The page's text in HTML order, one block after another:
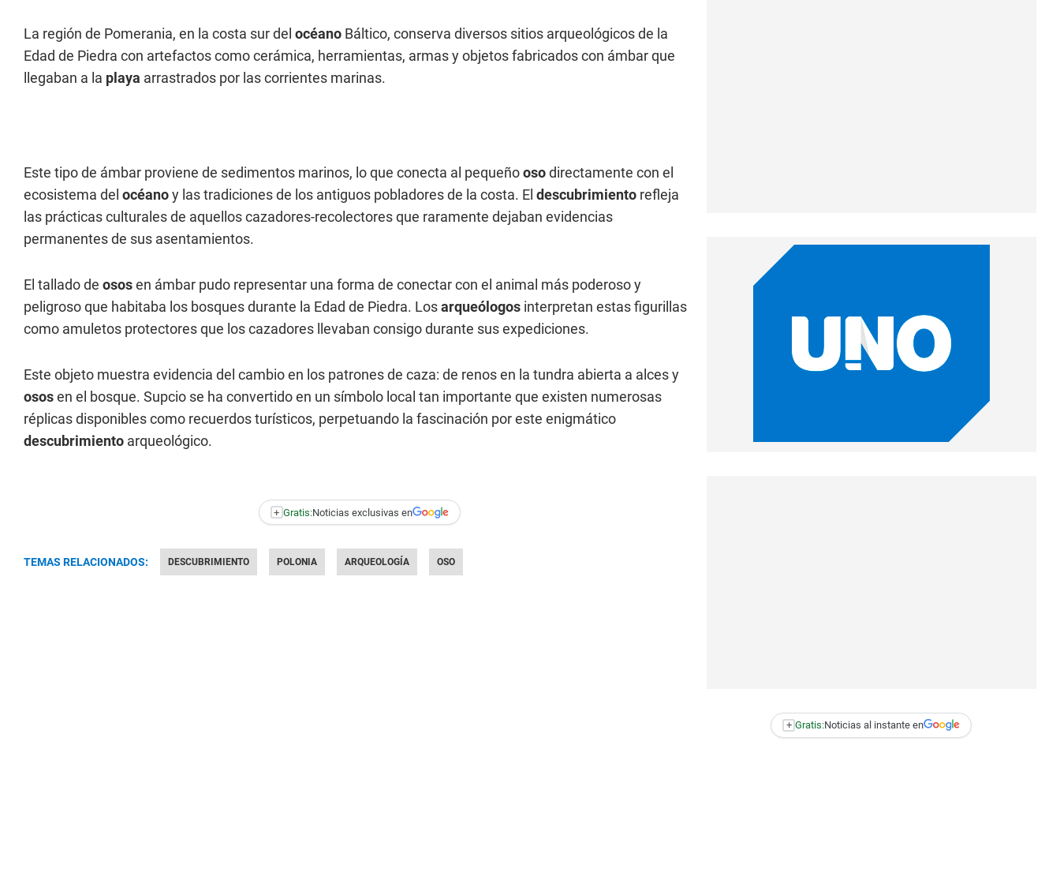
La región de Pomerania, en la costa sur del océano Báltico, conserva diversos sitios arqueológicos de la
Edad de Piedra con artefactos como cerámica, herramientas, armas y objetos fabricados con ámbar que
llegaban a la playa arrastrados por las corrientes marinas.
Este tipo de ámbar proviene de sedimentos marinos, lo que conecta al pequeñoosodirectamente con el
ecosistema del océanoy las tradiciones de los antiguos pobladores de la costa. El descubrimiento refleja
las prácticas culturales de aquellos cazadores-recolectores que raramente dejaban evidencias
permanentes de sus asentamientos.
El tallado de ososen ámbar pudo representar una forma de conectar con el animal más poderoso y
peligroso que habitaba los bosques durante la Edad de Piedra. Losarqueólogos interpretan estas figurillas
como amuletos protectores que los cazadores llevaban consigo durante sus expediciones.
Este objeto muestra evidencia del cambio en los patrones de caza: de renos en la tundra abierta a alces y
ososen el bosque. Supcio se ha convertido en un símbolo local tan importante que existen numerosas
réplicas disponibles como recuerdos turísticos, perpetuando la fascinación por este enigmático
descubrimiento arqueológico.
+ Gratis:Noticias exclusivas en
TEMAS RELACIONADOS: DESCUBRIMIENTO POLONIA ARQUEOLOGÍA OSO
+ Gratis:Noticias al instante en